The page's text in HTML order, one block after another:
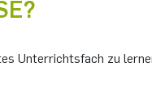
Unterrichtsfach zu